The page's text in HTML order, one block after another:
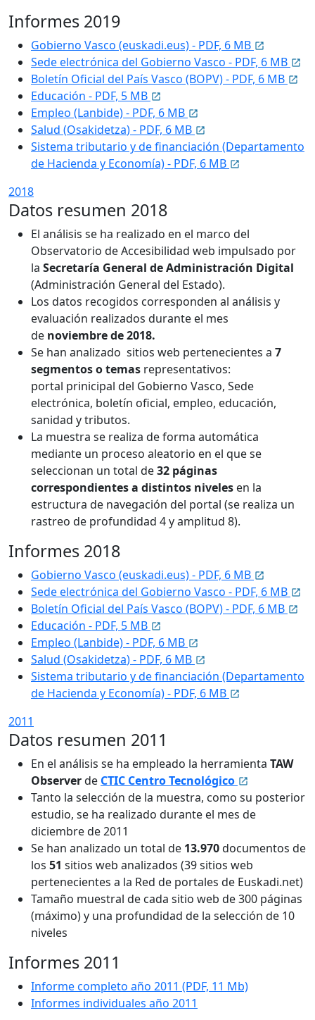
Informes 2019
Gobierno Vasco (euskadi.eus) - PDF, 6 MB
Sede electrónica del Gobierno Vasco - PDF, 6 MB
Boletín Oficial del País Vasco (BOPV) - PDF, 6 MB
Educación - PDF, 5 MB
Empleo (Lanbide) - PDF, 6 MB
Salud (Osakidetza) - PDF, 6 MB
Sistema tributario y de financiación (Departamento
de Hacienda y Economía) - PDF, 6 MB
2018
Datos resumen 2018
El análisis se ha realizado en el marco del
Observatorio de Accesibilidad web impulsado por
la Secretaría General de Administración Digital
(Administración General del Estado).
Los datos recogidos corresponden al análisis y
evaluación realizados durante el mes
de noviembre de 2018.
Se han analizado sitios web pertenecientes a 7
segmentos o temas representativos:
portal prinicipal del Gobierno Vasco, Sede
electrónica, boletín oficial, empleo, educación,
sanidad y tributos.
La muestra se realiza de forma automática
mediante un proceso aleatorio en el que se
seleccionan un total de32 páginas
correspondientes a distintos niveles en la
estructura de navegación del portal (se realiza un
rastreo de profundidad 4 y amplitud 8).
Informes 2018
Gobierno Vasco (euskadi.eus) - PDF, 6 MB
Sede electrónica del Gobierno Vasco - PDF, 6 MB
Boletín Oficial del País Vasco (BOPV) - PDF, 6 MB
Educación - PDF, 5 MB
Empleo (Lanbide) - PDF, 6 MB
Salud (Osakidetza) - PDF, 6 MB
Sistema tributario y de financiación (Departamento
de Hacienda y Economía) - PDF, 6 MB
2011
Datos resumen 2011
En el análisis se ha empleado la herramienta TAW
Observerde CTIC Centro Tecnológico
Tanto la selección de la muestra, como su posterior
estudio, se ha realizado durante el mes de
diciembre de 2011
Se han analizado un total de 13.970documentos de
los 51 sitios web analizados (39 sitios web
pertenecientes a la Red de portales de Euskadi.net)
Tamaño muestral de cada sitio web de 300 páginas
(máximo) y una profundidad de la selección de 10
niveles
Informes 2011
Informe completo año 2011 (PDF, 11 Mb)
Informes individuales año 2011